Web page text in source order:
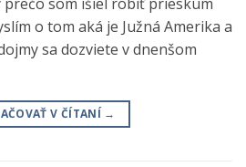
o tom aká je Južná Amerika a
sa dozviete v dnenšom
V ČÍTANÍ →